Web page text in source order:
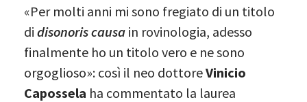
«Per molti anni mi sono fregiato di un titolo
di disonoriscausa in rovinologia, adesso
finalmente ho un titolo vero e ne sono
orgoglioso»: così il neo dottoreVinicio
Capossela ha commentato la laurea